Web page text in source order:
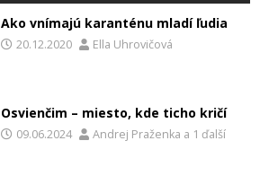
Ako vnímajú karanténu mladí ľudia
20.12.2020 Ella Uhrovičová
Osvienčim – miesto, kde ticho kričí
09.06.2024 Andrej Praženka a 1 ďalší